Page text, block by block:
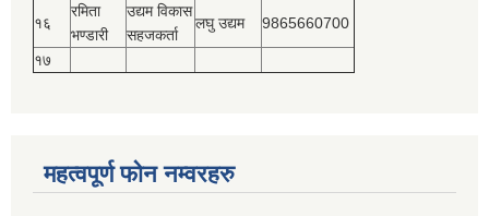
१६
रमिता
भण्डारी
उद्यम विकास
सहजकर्ता
लघु उद्यम 9865660700
१७
महत्वपूर्ण फोन नम्वरहरु